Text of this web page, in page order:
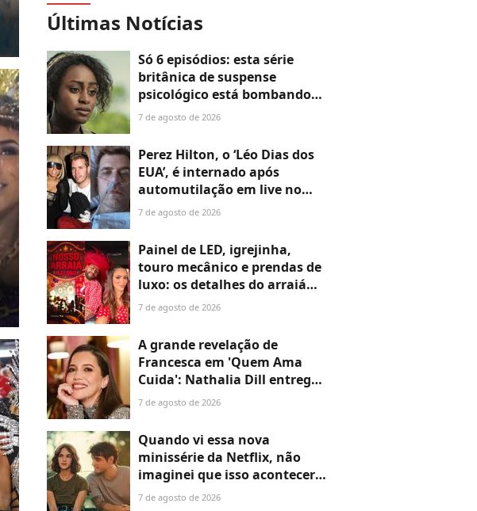
Últimas Notícias
Só 6 episódios: esta série
britânica de suspense
psicológico está bombando
na Netflix
7 de agosto de 2026
Perez Hilton, o ‘Léo Dias dos
EUA’, é internado após
automutilação em live no
TikTok; blogueiro que fez
grave crise aos 48 anos
7 de agosto de 2026
Painel de LED, igrejinha,
touro mecânico e prendas de
luxo: os detalhes do arraiá
fora de época de Neymar e
apenas 48 horas
7 de agosto de 2026
A grande revelação de
Francesca em 'Quem Ama
Cuida': Nathalia Dill entrega
destino da 'fantasma' e
o público
7 de agosto de 2026
Quando vi essa nova
minissérie da Netflix, não
imaginei que isso aconteceria
comigo: chorei igual criança e
7 de agosto de 2026